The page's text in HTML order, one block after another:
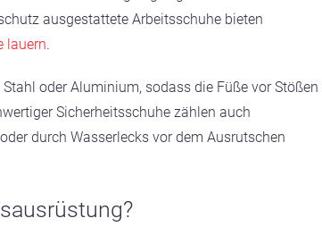
ausgestattete Arbeitsschuhe bieten
lauern.
oder Aluminium, sodass die Füße vor Stößen
Sicherheitsschuhe zählen auch
durch Wasserlecks vor dem Ausrutschen